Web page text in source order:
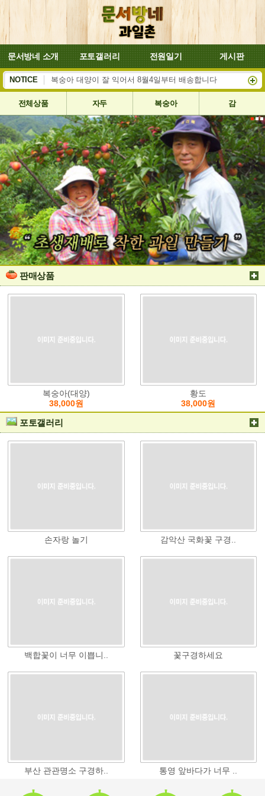
문서방네 소개 포토갤러리 전원일기 게시판
NOTICE
자두 3키로도 주문 받습니다
복숭아 대양이 잘 익어서 8월4일부터 배송합니다
전체상품 자두 복숭아 감
판매상품
복숭아(대양)
38,000원
황도
38,000원
포토갤러리
손자랑 놀기 감악산 국화꽃 구경..
백합꽃이 너무 이쁩니.. 꽃구경하세요
부산 관관명소 구경하.. 통영 앞바다가 너무 ..